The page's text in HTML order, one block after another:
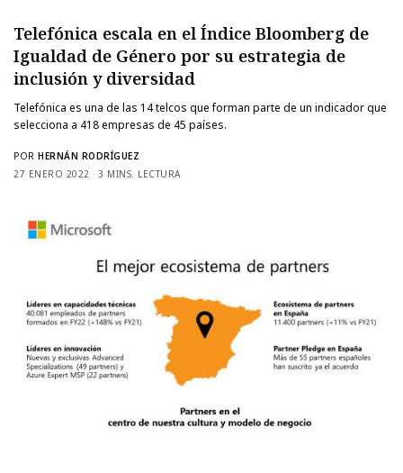
Telefónica escala en el Índice Bloomberg de
Igualdad de Género por su estrategia de
inclusión y diversidad
Telefónica es una de las 14 telcos que forman parte de un indicador que
selecciona a 418 empresas de 45 países.
POR HERNÁN RODRÍGUEZ
27 ENERO 2022
3 MINS. LECTURA